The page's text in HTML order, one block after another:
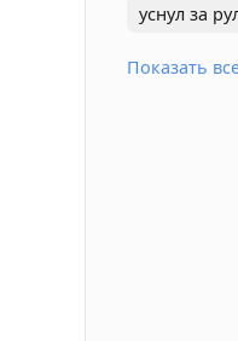
уснул за
Показать